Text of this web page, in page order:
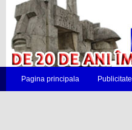
Pagina principala Publicitate